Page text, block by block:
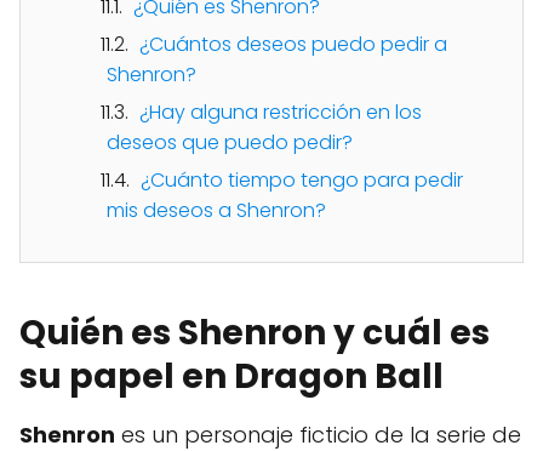
¿Quién es Shenron?
¿Cuántos deseos puedo pedir a
Shenron?
¿Hay alguna restricción en los
deseos que puedo pedir?
¿Cuánto tiempo tengo para pedir
mis deseos a Shenron?
Quién es Shenron y cuál es
su papel en Dragon Ball
Shenron es un personaje ficticio de la serie de